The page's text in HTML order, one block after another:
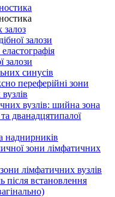
залози
залози
синусів
переферійні зони
вузлів: шийна зона
дванадцятипалої
наднирників
зони лімфатичних
лімфатичних вузлів
після встановлення